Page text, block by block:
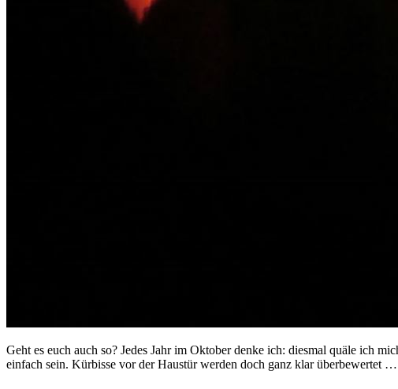
Geht es euch auch so? Jedes Jahr im Oktober denke ich: diesmal quäle ich
einfach sein. Kürbisse vor der Haustür werden doch ganz klar überbewertet …